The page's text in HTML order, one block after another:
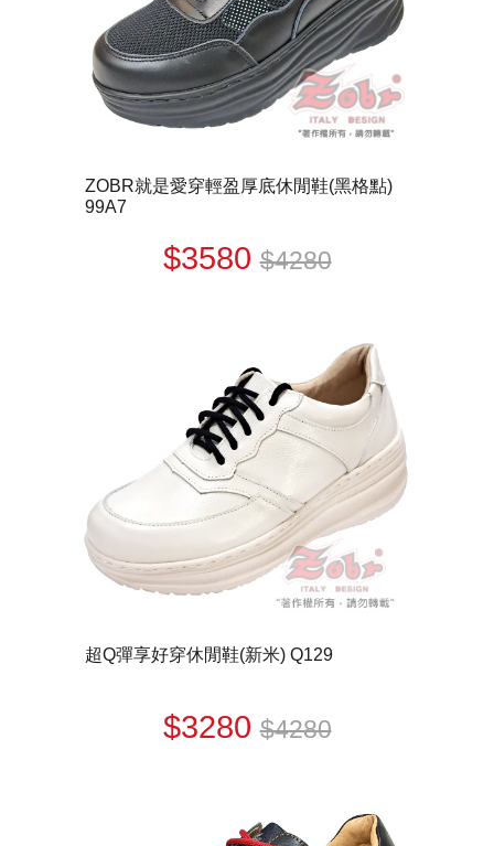
ZOBR就是愛穿輕盈厚底休閒鞋(黑格點)
99A7
$3580$4280
超Q彈享好穿休閒鞋(新米) Q129
$3280$4280